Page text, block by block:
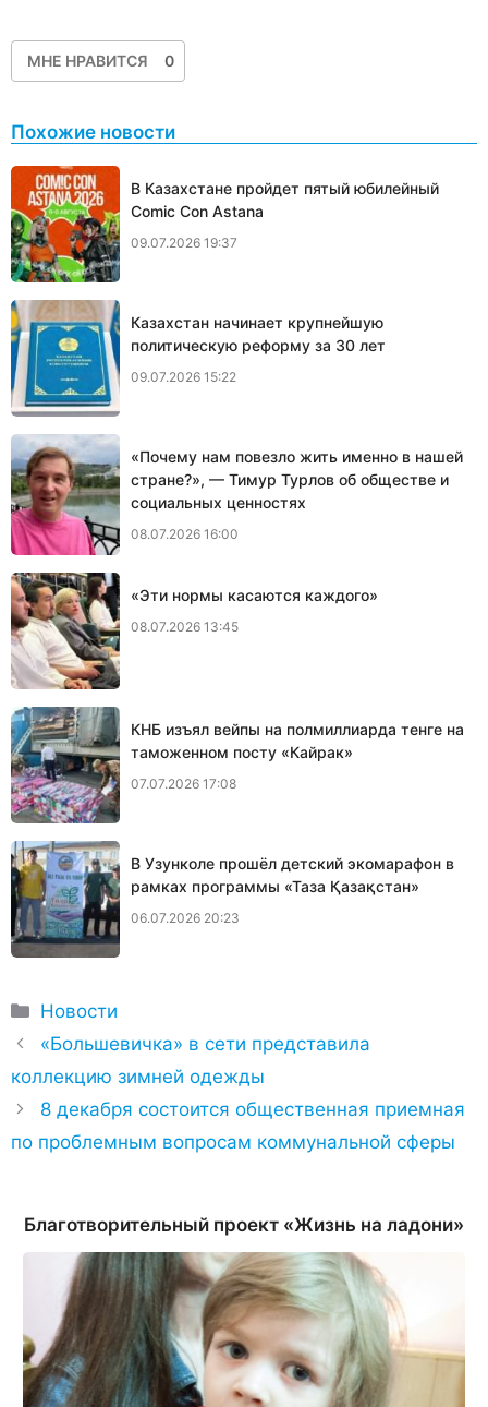
МНЕ НРАВИТСЯ 0
Похожие новости
В Казахстане пройдет пятый юбилейный
Comic Con Astana
09.07.2026 19:37
Казахстан начинает крупнейшую
политическую реформу за 30 лет
09.07.2026 15:22
«Почему нам повезло жить именно в нашей
стране?», — Тимур Турлов об обществе и
социальных ценностях
08.07.2026 16:00
«Эти нормы касаются каждого»
08.07.2026 13:45
КНБ изъял вейпы на полмиллиарда тенге на
таможенном посту «Кайрак»
07.07.2026 17:08
В Узунколе прошёл детский экомарафон в
рамках программы «Таза Қазақстан»
06.07.2026 20:23
Рубрики
Новости
«Большевичка» в сети представила
коллекцию зимней одежды
8 декабря состоится общественная приемная
по проблемным вопросам коммунальной сферы
Благотворительный проект «Жизнь на ладони»